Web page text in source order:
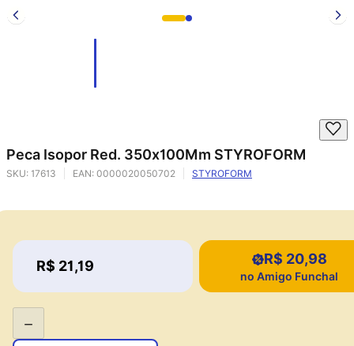
Peca Isopor Red. 350x100Mm STYROFORM
SKU: 17613 EAN: 0000020050702 STYROFORM
Price:
R$ 21,19 Price:
R$ 20,98
no Amigo Funchal
−